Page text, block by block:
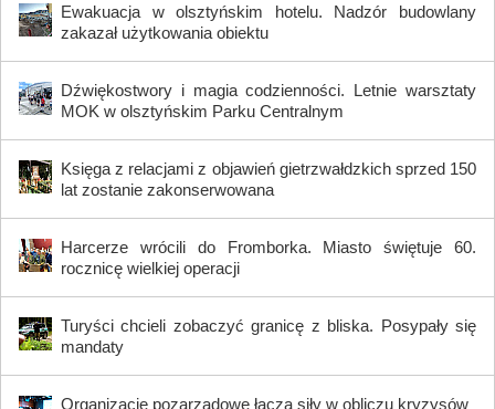
Ewakuacja w olsztyńskim hotelu. Nadzór budowlany
zakazał użytkowania obiektu
Dźwiękostwory i magia codzienności. Letnie warsztaty
MOK w olsztyńskim Parku Centralnym
Księga z relacjami z objawień gietrzwałdzkich sprzed 150
lat zostanie zakonserwowana
Harcerze wrócili do Fromborka. Miasto świętuje 60.
rocznicę wielkiej operacji
Turyści chcieli zobaczyć granicę z bliska. Posypały się
mandaty
Organizacje pozarządowe łączą siły w obliczu kryzysów